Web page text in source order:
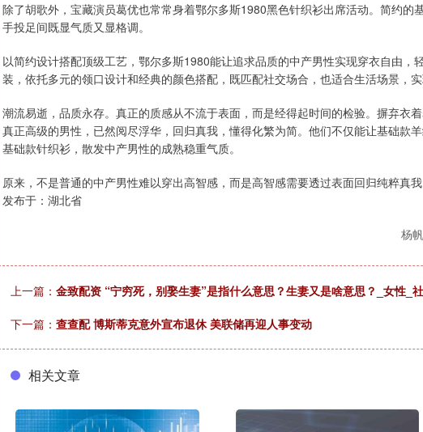
除了胡歌外，宝藏演员葛优也常常身着鄂尔多斯1980黑色针织衫出席活动。简约的
手投足间既显气质又显格调。
以简约设计搭配顶级工艺，鄂尔多斯1980能让追求品质的中产男性实现穿衣自由，
装，依托多元的领口设计和经典的颜色搭配，既匹配社交场合，也适合生活场景，实
潮流易逝，品质永存。真正的质感从不流于表面，而是经得起时间的检验。摒弃衣
真正高级的男性，已然阅尽浮华，回归真我，懂得化繁为简。他们不仅能让基础款
基础款针织衫，散发中产男性的成熟稳重气质。
原来，不是普通的中产男性难以穿出高智感，而是高智感需要透过表面回归纯粹真
发布于：湖北省
杨
上一篇： 金致配资 “宁穷死，别娶生妻”是指什么意思？生妻又是啥意思？_女性_
下一篇： 查查配 博斯蒂克意外宣布退休 美联储再迎人事变动
相关文章